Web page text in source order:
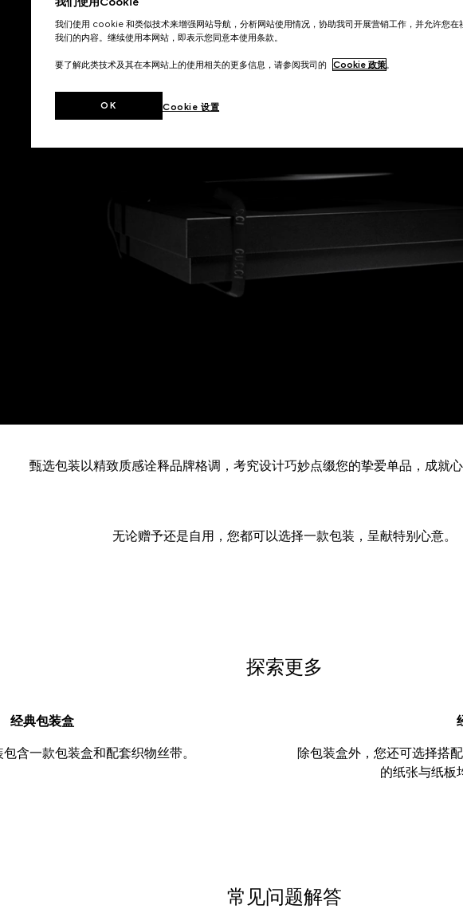
甄选包装以精致质感诠释品牌格调，考究设计巧妙点缀您的挚爱单品，成就
无论赠予还是自用，您都可以选择一款包装，呈献特别心意。
探索更多
经典包装盒
含一款包装盒和配套织物丝带。
除包装盒外，您还可选择搭
的纸张与纸板
常见问题解答
我们使用 cookie 和类似技术来增强网站导航，分析网站使用情况，协助我司开展营销工作，并允许您在
我们的内容。继续使用本网站，即表示您同意本使用条款。
要了解此类技术及其在本网站上的使用相关的更多信息，请参阅我司的 Cookie 政策。
Cookie 设置
OK